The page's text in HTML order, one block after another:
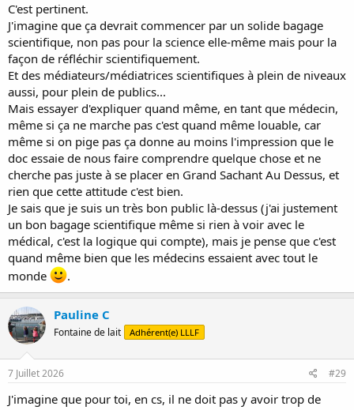
C'est pertinent.
J'imagine que ça devrait commencer par un solide bagage
scientifique, non pas pour la science elle-même mais pour la
façon de réfléchir scientifiquement.
Et des médiateurs/médiatrices scientifiques à plein de niveaux
aussi, pour plein de publics...
Mais essayer d'expliquer quand même, en tant que médecin,
même si ça ne marche pas c'est quand même louable, car
même si on pige pas ça donne au moins l'impression que le
doc essaie de nous faire comprendre quelque chose et ne
cherche pas juste à se placer en Grand Sachant Au Dessus, et
rien que cette attitude c'est bien.
Je sais que je suis un très bon public là-dessus (j'ai justement
un bon bagage scientifique même si rien à voir avec le
médical, c'est la logique qui compte), mais je pense que c'est
quand même bien que les médecins essaient avec tout le
monde
.
Pauline C
Fontaine de lait Adhérent(e) LLLF
7 Juillet 2026 #29
J'imagine que pour toi, en cs, il ne doit pas y avoir trop de